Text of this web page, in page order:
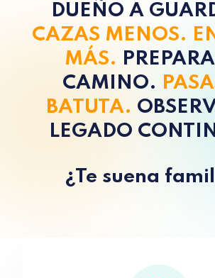
DUEÑO A
CAZAS MENOS.
MÁS.
CAMINO.
BATUTA.
LEGADO
¿Te suena